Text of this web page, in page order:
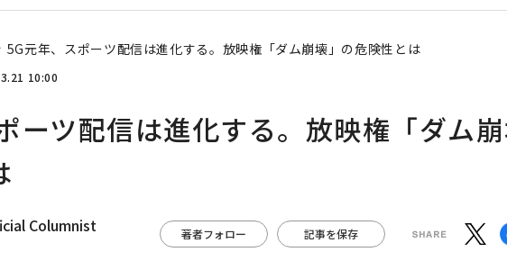
5G元年、スポーツ配信は進化する。放映権「ダム崩壊」の危険性とは
10:00
ーツ配信は進化する。放映権「ダム崩
Columnist 著者フォロー 記事を保存